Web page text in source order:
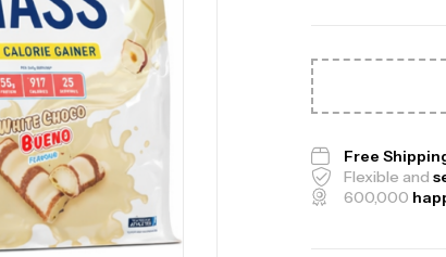
Free
Flexible and
600,000